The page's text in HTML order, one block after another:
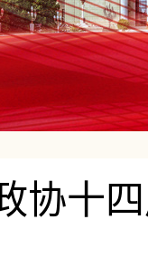
协十